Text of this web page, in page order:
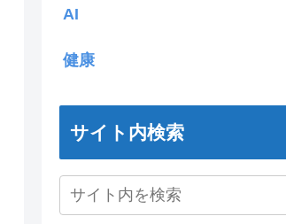
AI
健康
サイト内検索